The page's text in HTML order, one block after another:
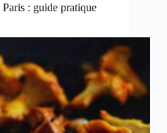
: guide pratique